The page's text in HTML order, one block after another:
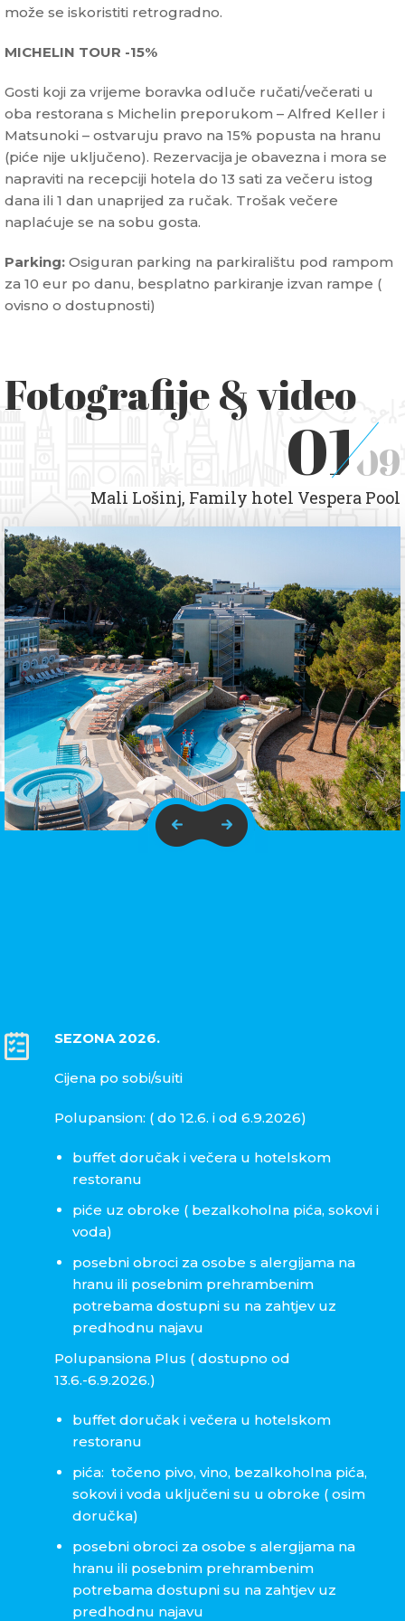
može se iskoristiti retrogradno.
MICHELIN TOUR -15%
Gosti koji za vrijeme boravka odluče ručati/večerati u
oba restorana s Michelin preporukom – Alfred Keller i
Matsunoki – ostvaruju pravo na 15% popusta na hranu
(piće nije uključeno). Rezervacija je obavezna i mora se
napraviti na recepciji hotela do 13 sati za večeru istog
dana ili 1 dan unaprijed za ručak. Trošak večere
naplaćuje se na sobu gosta.
Parking: Osiguran parking na parkiralištu pod rampom
za 10 eur po danu, besplatno parkiranje izvan rampe (
ovisno o dostupnosti)
Fotografije & video
0109
Mali Lošinj, Family hotel Vespera Pool
SEZONA 2026.
Cijena po sobi/suiti
Polupansion: ( do 12.6. i od 6.9.2026)
buffet doručak i večera u hotelskom
restoranu
piće uz obroke ( bezalkoholna pića, sokovi i
voda)
posebni obroci za osobe s alergijama na
hranu ili posebnim prehrambenim
potrebama dostupni su na zahtjev uz
predhodnu najavu
Polupansiona Plus ( dostupno od
13.6.-6.9.2026.)
buffet doručak i večera u hotelskom
restoranu
pića: točeno pivo, vino, bezalkoholna pića,
sokovi i voda uključeni su u obroke ( osim
doručka)
posebni obroci za osobe s alergijama na
hranu ili posebnim prehrambenim
potrebama dostupni su na zahtjev uz
predhodnu najavu